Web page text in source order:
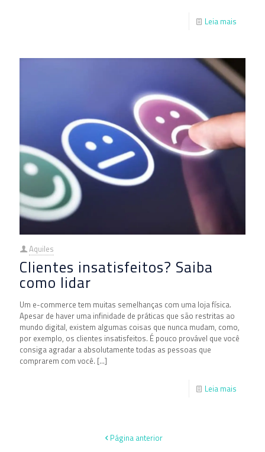
Leia mais
Aquiles
Clientes insatisfeitos? Saiba
como lidar
Um e-commerce tem muitas semelhanças com uma loja física.
Apesar de haver uma infinidade de práticas que são restritas ao
mundo digital, existem algumas coisas que nunca mudam, como,
por exemplo, os clientes insatisfeitos. É pouco provável que você
consiga agradar a absolutamente todas as pessoas que
comprarem com você. […]
Leia mais
Página anterior